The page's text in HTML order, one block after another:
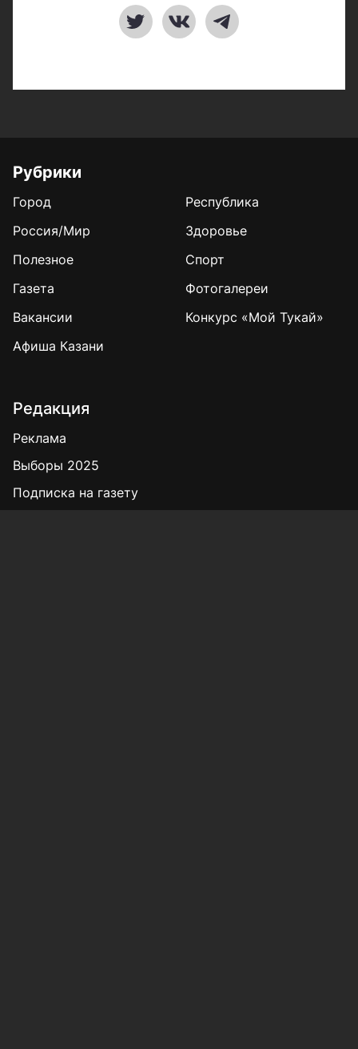
Рубрики
Город
Республика
Россия/Мир
Здоровье
Полезное
Спорт
Газета
Фотогалереи
Вакансии
Конкурс «Мой Тукай»
Афиша Казани
Редакция
Реклама
Выборы 2025
Подписка на газету